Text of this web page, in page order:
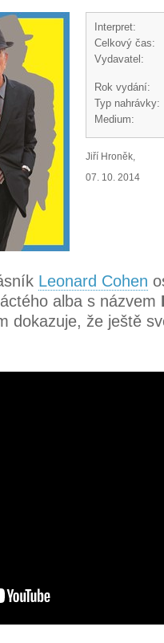
Interpret:
Celkový čas:
Vydavatel:
Rok vydání:
Typ nahrávky:
Medium:
Jiří Hroněk,
07. 10. 2014
Leonard Cohen
alba s názvem
dokazuje, že ještě